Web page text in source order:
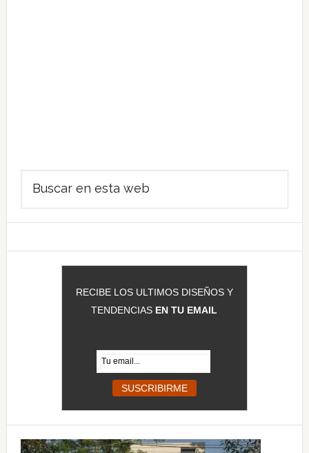
Barra
lateral
principal
RECIBE LOS ULTIMOS DISEÑOS Y
TENDENCIAS EN TU EMAIL